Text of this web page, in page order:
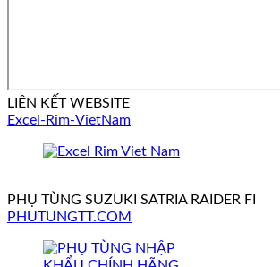
LIÊN KẾT WEBSITE
Excel-Rim-VietNam
PHỤ TÙNG SUZUKI SATRIA RAIDER FI
PHUTUNGTT.COM